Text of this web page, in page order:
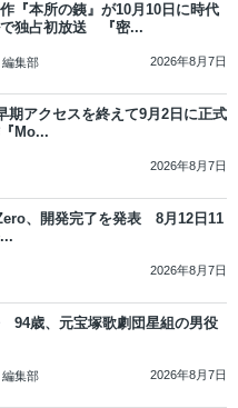
『本所の銕』が10月10日に時代
独占初放送 『密...
編集部 2026年8月7日
アクセスを終えて9月2日に正式
Mo...
2026年8月7日
、開発完了を発表 8月12日11
2026年8月7日
94歳、元宝塚歌劇団星組の男役
編集部 2026年8月7日